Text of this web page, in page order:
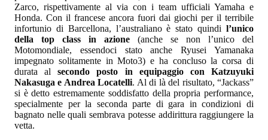
Zarco, rispettivamente al via con i team ufficiali Yamaha e
Honda. Con il francese ancora fuori dai giochi per il terribile
infortunio di Barcellona, l’australiano è stato quindi l’unico
della top class in azione (anche se non l’unico del
Motomondiale, essendoci stato anche Ryusei Yamanaka
impegnato solitamente in Moto3) e ha concluso la corsa di
durata alsecondo posto in equipaggio con Katzuyuki
Nakasuga e Andrea Locatelli. Al di là del risultato, “Jackass”
si è detto estremamente soddisfatto della propria performance,
specialmente per la seconda parte di gara in condizioni di
bagnato nelle quali sembrava potesse addirittura raggiungere la
vetta.